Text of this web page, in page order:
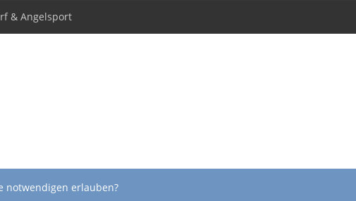
& Angelsport
notwendigen erlauben?